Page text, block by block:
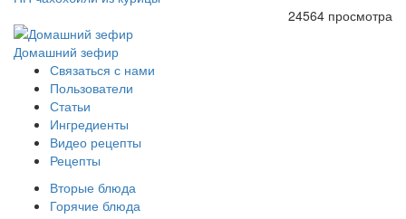
24564 просмотра
Домашний зефир
Связаться с нами
Пользователи
Статьи
Ингредиенты
Видео рецепты
Рецепты
Вторые блюда
Горячие блюда